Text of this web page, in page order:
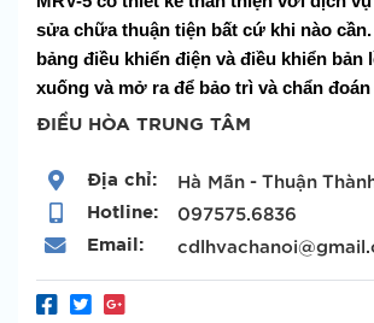
sửa chữa thuận tiện bất cứ khi nào
bảng điều khiển điện và điều khiển bản
xuống và mở ra để bảo trì và chẩn đoán
ĐIỀU HÒA TRUNG TÂM
Địa chỉ:
Hà Mãn - Thuận
Hotline:
097575.6836
Email: